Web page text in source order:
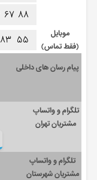
۶۷ ۸۸
موبایل
(فقط تماس)
۸۳ ۵۵
پیام رسان های داخلی
تلگرام و واتساپ
مشتریان تهران
تلگرام و واتساپ
مشتریان شهرستان